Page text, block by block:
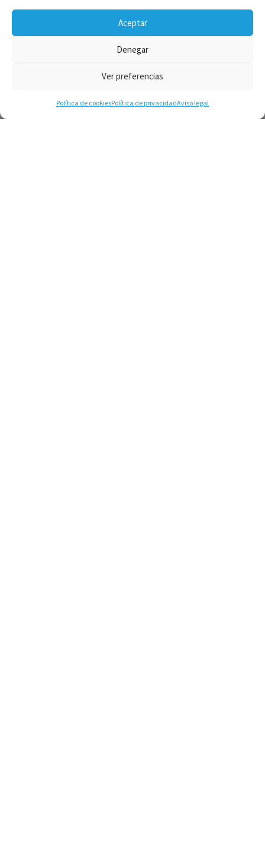
Aceptar
Denegar
Ver preferencias
Política de cookiesPolítica de privacidadAviso legal